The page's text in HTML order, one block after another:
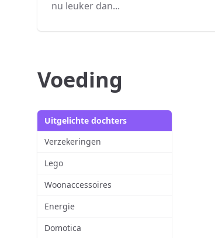
nu leuker dan...
Voeding
Uitgelichte dochters
Verzekeringen
Lego
Woonaccessoires
Energie
Domotica